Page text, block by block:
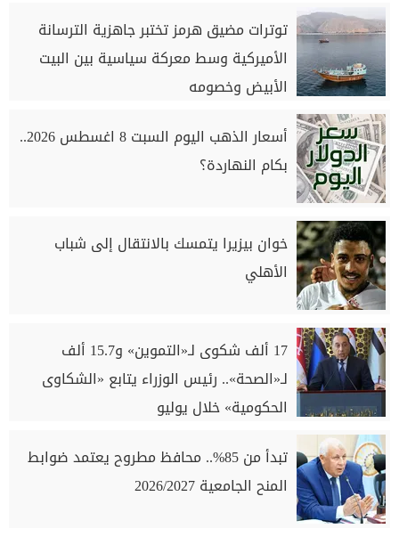
توترات مضيق هرمز تختبر جاهزية الترسانة
الأميركية وسط معركة سياسية بين البيت
الأبيض وخصومه
أسعار الذهب اليوم السبت 8 اغسطس 2026..
بكام النهاردة؟
خوان بيزيرا يتمسك بالانتقال إلى شباب
الأهلي
17 ألف شكوى لـ«التموين» و15.7 ألف
لـ«الصحة».. رئيس الوزراء يتابع «الشكاوى
الحكومية» خلال يوليو
تبدأ من 85%.. محافظ مطروح يعتمد ضوابط
المنح الجامعية 2026/2027